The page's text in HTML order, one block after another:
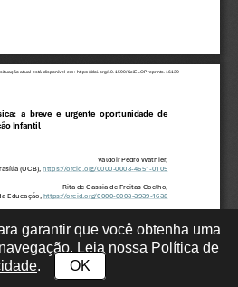
garantir que você obtenha uma
Leia nossa Política de
. OK